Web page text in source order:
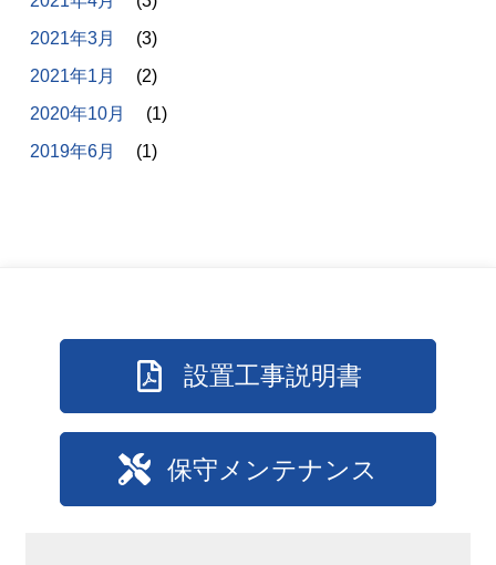
2021年3月
(3)
2021年1月
(2)
2020年10月
(1)
2019年6月
(1)
設置工事説明書
保守メンテナンス